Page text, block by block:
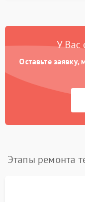
У Вас
Оставьте
Этапы ремонта